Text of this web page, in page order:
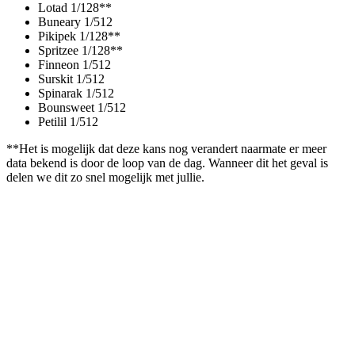
Lotad 1/128**
Buneary 1/512
Pikipek 1/128**
Spritzee 1/128**
Finneon 1/512
Surskit 1/512
Spinarak 1/512
Bounsweet 1/512
Petilil 1/512
**Het is mogelijk dat deze kans nog verandert naarmate er meer
data bekend is door de loop van de dag. Wanneer dit het geval is
delen we dit zo snel mogelijk met jullie.